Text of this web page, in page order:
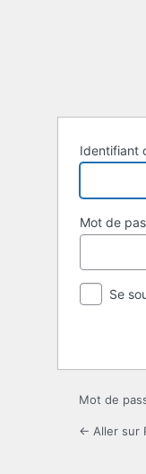
Identifiant
Mot de
Se
Mot de
← Aller sur